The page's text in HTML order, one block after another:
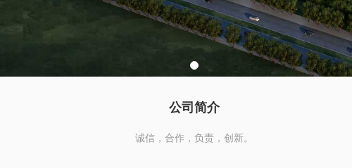
公司简介
诚信，合作，负责，创新。